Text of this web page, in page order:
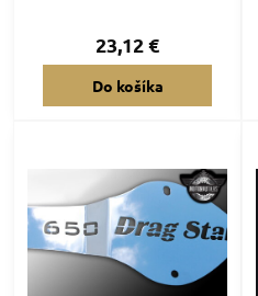
23,12 €
Do košíka